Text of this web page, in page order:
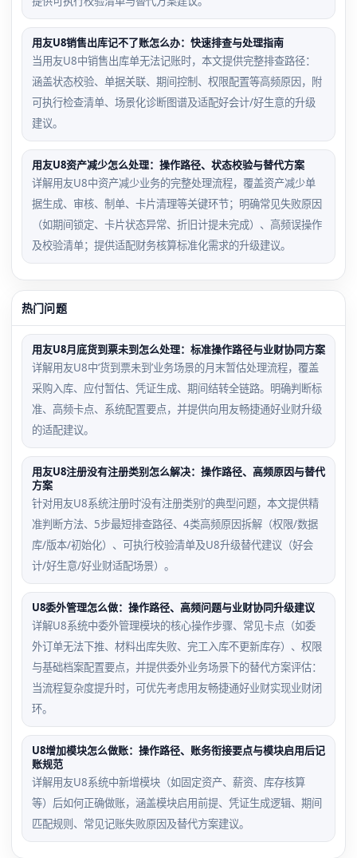
用友U8销售出库记不了账怎么办：快速排查与处理指南
当用友U8中销售出库单无法记账时，本文提供完整排查路径：
涵盖状态校验、单据关联、期间控制、权限配置等高频原因，附
可执行检查清单、场景化诊断图谱及适配好会计/好生意的升级
建议。
用友U8资产减少怎么处理：操作路径、状态校验与替代方案
详解用友U8中资产减少业务的完整处理流程，覆盖资产减少单
据生成、审核、制单、卡片清理等关键环节；明确常见失败原因
（如期间锁定、卡片状态异常、折旧计提未完成）、高频误操作
及校验清单；提供适配财务核算标准化需求的升级建议。
热门问题
用友U8月底货到票未到怎么处理：标准操作路径与业财协同方案
详解用友U8中‘货到票未到’业务场景的月末暂估处理流程，覆盖
采购入库、应付暂估、凭证生成、期间结转全链路。明确判断标
准、高频卡点、系统配置要点，并提供向用友畅捷通好业财升级
的适配建议。
用友U8注册没有注册类别怎么解决：操作路径、高频原因与替代
方案
针对用友U8系统注册时‘没有注册类别’的典型问题，本文提供精
准判断方法、5步最短排查路径、4类高频原因拆解（权限/数据
库/版本/初始化）、可执行校验清单及U8升级替代建议（好会
计/好生意/好业财适配场景）。
U8委外管理怎么做：操作路径、高频问题与业财协同升级建议
详解U8系统中委外管理模块的核心操作步骤、常见卡点（如委
外订单无法下推、材料出库失败、完工入库不更新库存）、权限
与基础档案配置要点，并提供委外业务场景下的替代方案评估：
当流程复杂度提升时，可优先考虑用友畅捷通好业财实现业财闭
环。
U8增加模块怎么做账：操作路径、账务衔接要点与模块启用后记
账规范
详解用友U8系统中新增模块（如固定资产、薪资、库存核算
等）后如何正确做账，涵盖模块启用前提、凭证生成逻辑、期间
匹配规则、常见记账失败原因及替代方案建议。